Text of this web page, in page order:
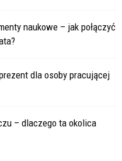
naukowe – jak połączyć
dla osoby pracującej
– dlaczego ta okolica